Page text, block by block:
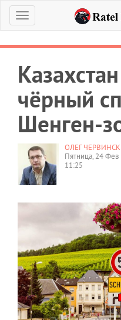
Меню
чёрный
Шенген-
ОЛЕГ
Пятница, 24 Фев
11:25